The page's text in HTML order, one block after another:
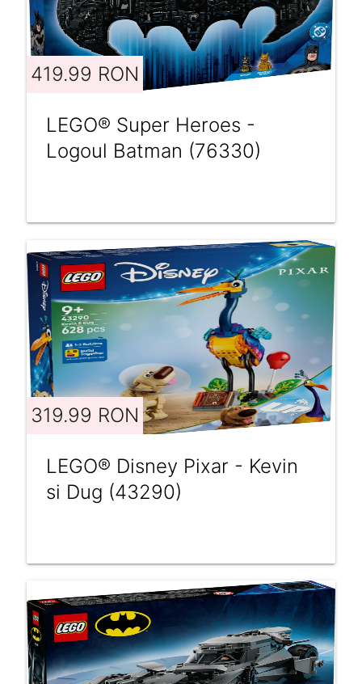
419.99 RON
LEGO® Super Heroes -
Logoul Batman (76330)
319.99 RON
LEGO® Disney Pixar - Kevin
si Dug (43290)